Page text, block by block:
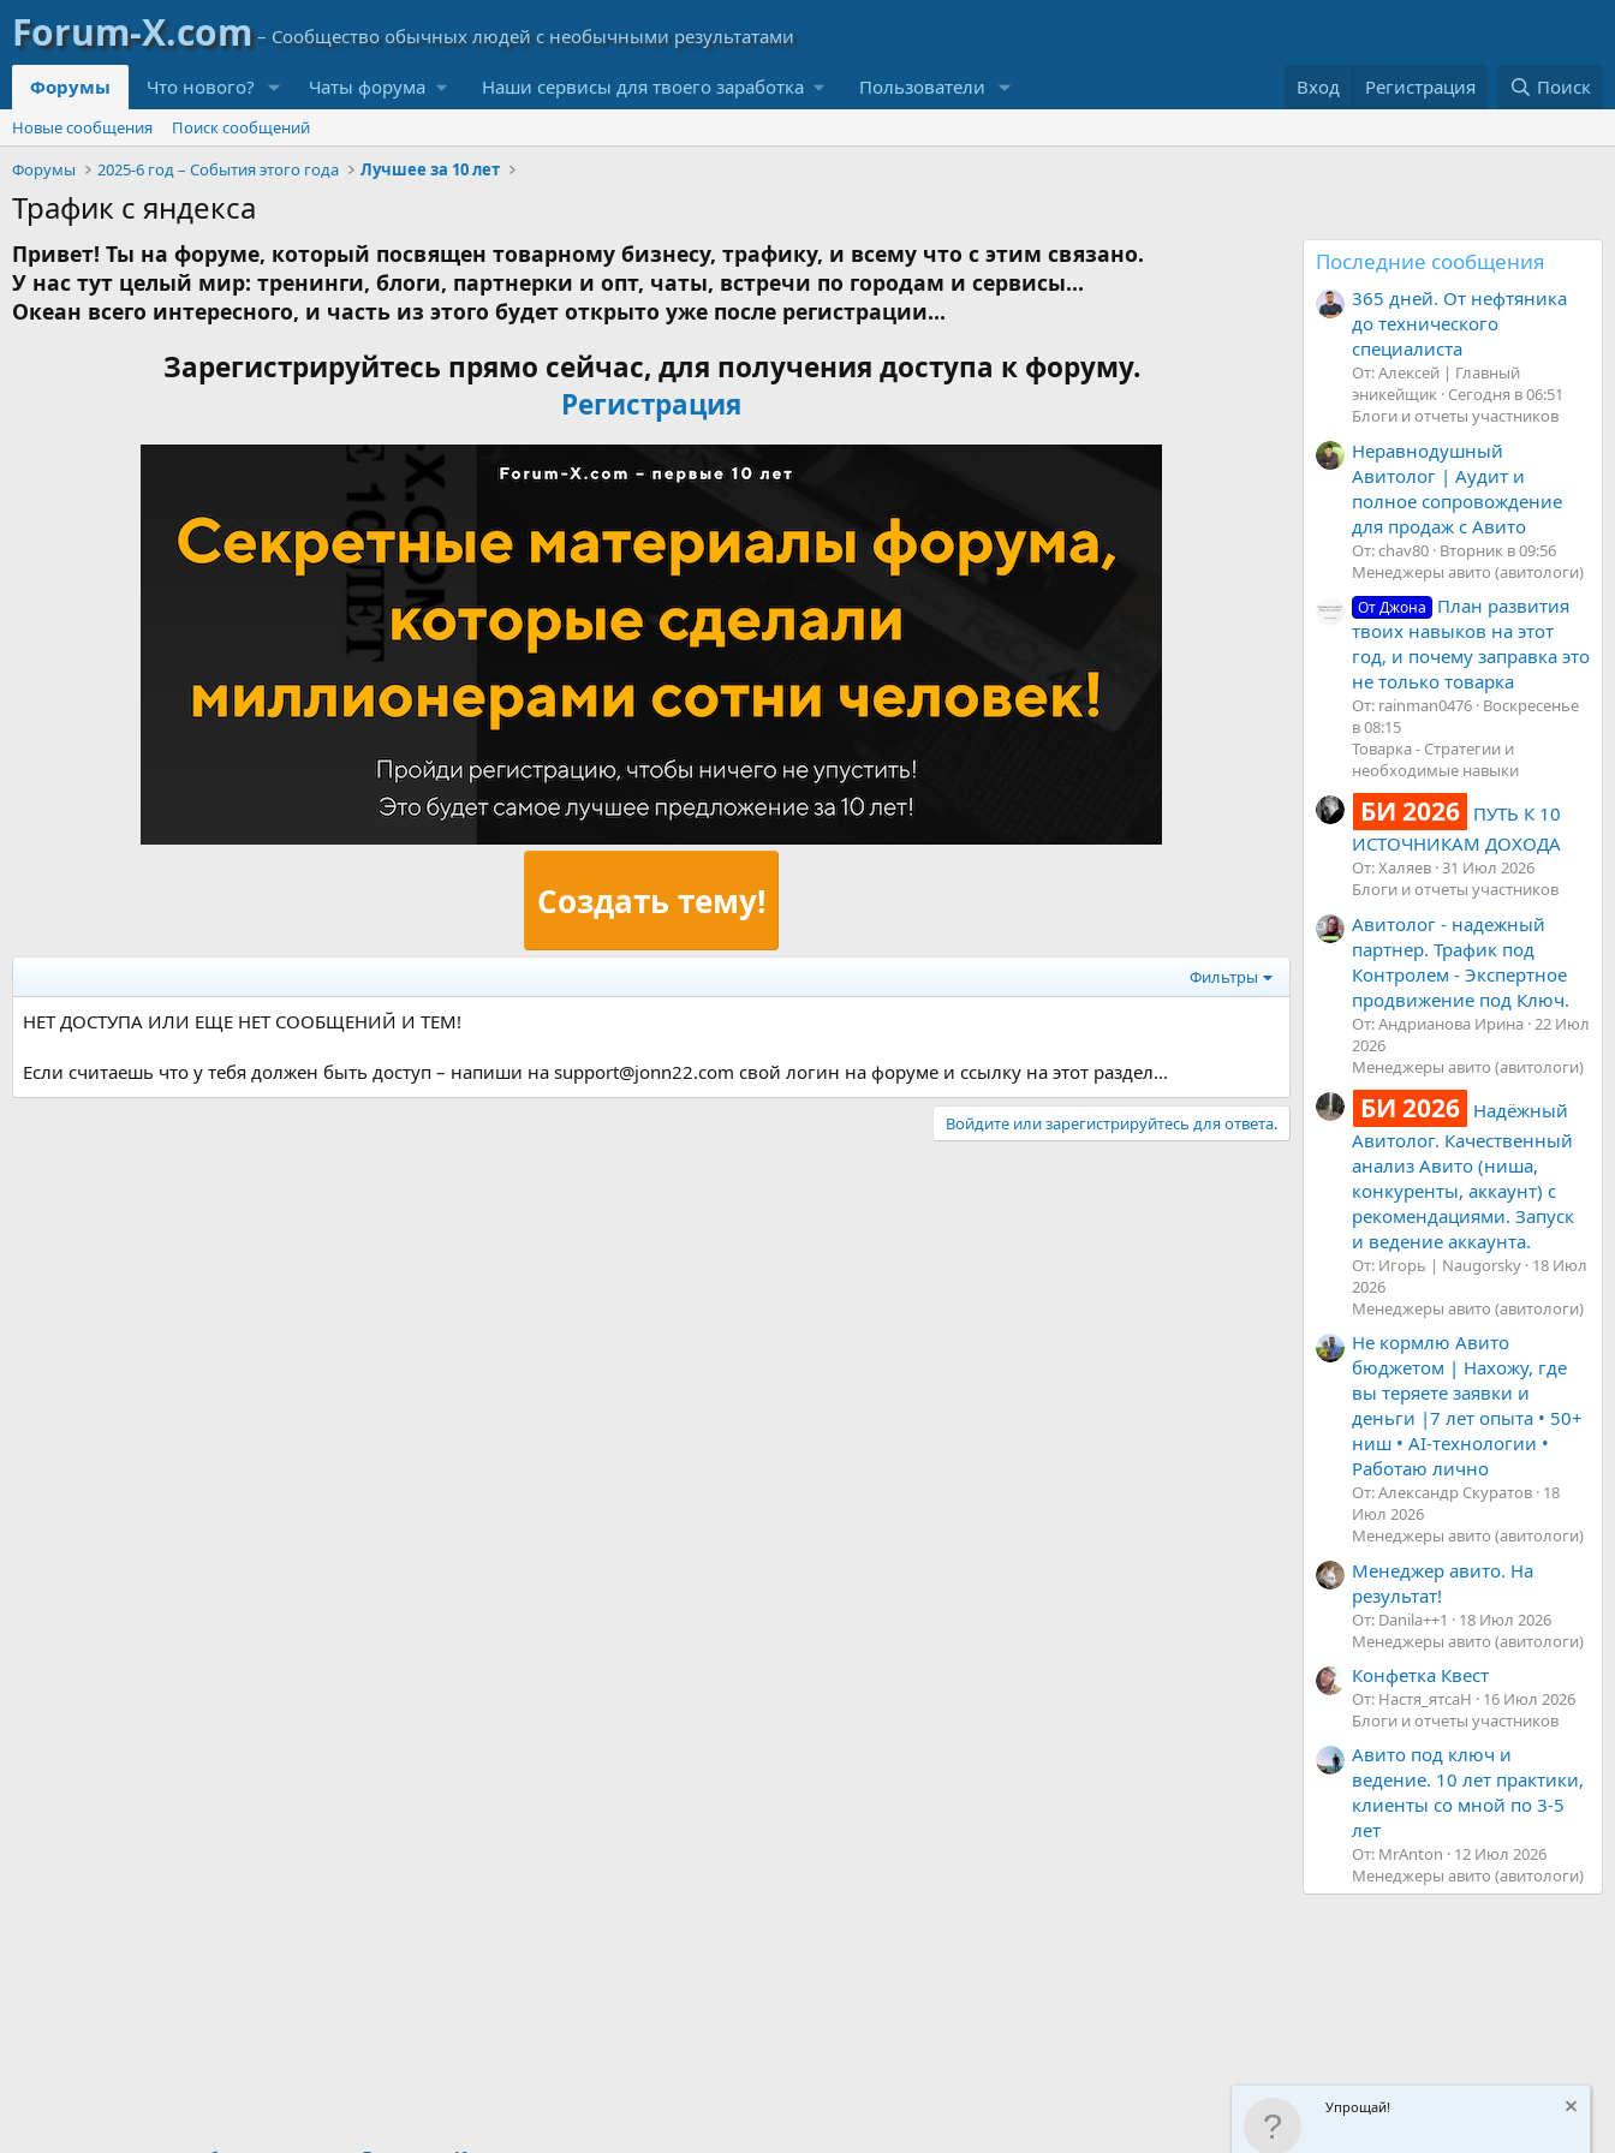
Форумы Что нового? Чаты форума Наши сервисы для твоего заработка Пользователи Вход Регистрация Поиск
Новые сообщения
Поиск сообщений
Форумы
2025-6 год – События этого года Лучшее за 10 лет
Трафик с яндекса
Привет! Ты на форуме, который посвящен товарному бизнесу, трафику, и всему что с этим связано.
У нас тут целый мир: тренинги, блоги, партнерки и опт, чаты, встречи по городам и сервисы...
Океан всего интересного, и часть из этого будет открыто уже после регистрации...
Зарегистрируйтесь прямо сейчас, для получения доступа к форуму.
Регистрация
Создать тему!
Фильтры
НЕТ ДОСТУПА ИЛИ ЕЩЕ НЕТ СООБЩЕНИЙ И ТЕМ!
Если считаешь что у тебя должен быть доступ – напиши на support@jonn22.com свой логин на форуме и ссылку на этот раздел...
Войдите или зарегистрируйтесь для ответа.
Последние сообщения
365 дней. От нефтяника
до технического
специалиста
От: Алексей | Главный
эникейщик Сегодня в 06:51
Блоги и отчеты участников
Неравнодушный
Авитолог | Аудит и
полное сопровождение
для продаж с Авито
От: chav80 Вторник в 09:56
Менеджеры авито (авитологи)
От Джона
План развития
твоих навыков на этот
год, и почему заправка это
не только товарка
От: rainman0476 Воскресенье
в 08:15
Товарка - Стратегии и
необходимые навыки
БИ 2026 ПУТЬ К 10
ИСТОЧНИКАМ ДОХОДА
От: Халяев 31 Июл 2026
Блоги и отчеты участников
Авитолог - надежный
партнер. Трафик под
Контролем - Экспертное
продвижение под Ключ.
От: Андрианова Ирина 22 Июл
2026
Менеджеры авито (авитологи)
БИ 2026 Надёжный
Авитолог. Качественный
анализ Авито (ниша,
конкуренты, аккаунт) с
рекомендациями. Запуск
и ведение аккаунта.
От: Игорь | Naugorsky 18 Июл
2026
Менеджеры авито (авитологи)
Не кормлю Авито
бюджетом | Нахожу, где
вы теряете заявки и
деньги |7 лет опыта • 50+
ниш • AI-технологии •
Работаю лично
От: Александр Скуратов 18
Июл 2026
Менеджеры авито (авитологи)
Менеджер авито. На
результат!
От: Danila++1
18 Июл 2026
Менеджеры авито (авитологи)
Конфетка Квест
От: Настя_ятсаН
16 Июл 2026
Блоги и отчеты участников
Авито под ключ и
ведение. 10 лет практики,
клиенты со мной по 3-5
лет
От: MrAnton
12 Июл 2026
Менеджеры авито (авитологи)
Упрощай!